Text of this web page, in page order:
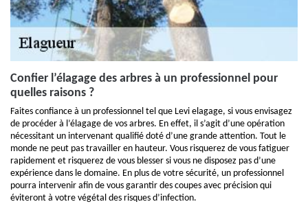
Confier l’élagage des arbres à un professionnel pour
quelles raisons ?
Faites confiance à un professionnel tel que Levi elagage, si vous envisagez
de procéder à l’élagage de vos arbres. En effet, il s’agit d’une opération
nécessitant un intervenant qualifié doté d’une grande attention. Tout le
monde ne peut pas travailler en hauteur. Vous risquerez de vous fatiguer
rapidement et risquerez de vous blesser si vous ne disposez pas d’une
expérience dans le domaine. En plus de votre sécurité, un professionnel
pourra intervenir afin de vous garantir des coupes avec précision qui
éviteront à votre végétal des risques d’infection.